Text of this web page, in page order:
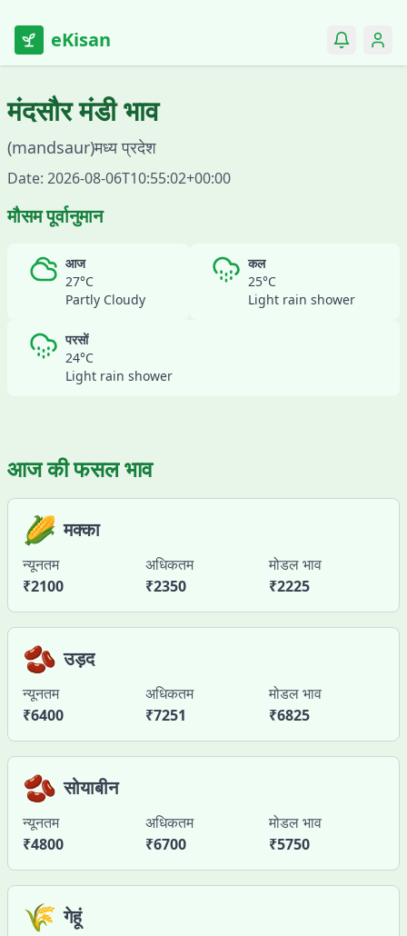
eKisan
मंदसौरमंडी भाव
(mandsaur)मध्य प्रदेश
Date: 2026-08-06T10:55:02+00:00
मौसम पूर्वानुमान
आज
27°C
Partly Cloudy
कल
25°C
Light rain shower
परसों
24°C
Light rain shower
आज की फसल भाव
🌽 मक्का
न्यूनतम
₹2100
अधिकतम
₹2350
मोडल भाव
₹2225
🫘 उड़द
न्यूनतम
₹6400
अधिकतम
₹7251
मोडल भाव
₹6825
🫘 सोयाबीन
न्यूनतम
₹4800
अधिकतम
₹6700
मोडल भाव
₹5750
🌾 गेहूं